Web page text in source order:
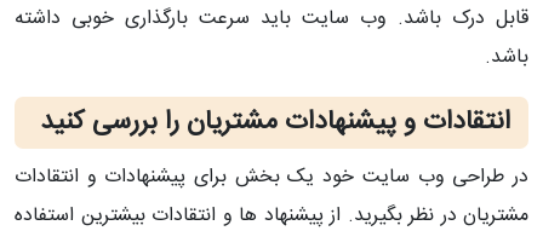
قابل درک باشد. وب سایت باید سرعت بارگذاری خوبی داشته
باشد.
انتقادات و پیشنهادات مشتریان را بررسی کنید
در طراحی وب سایت خود یک بخش برای پیشنهادات و انتقادات
مشتریان در نظر بگیرید. از پیشنهاد ها و انتقادات بیشترین استفاده